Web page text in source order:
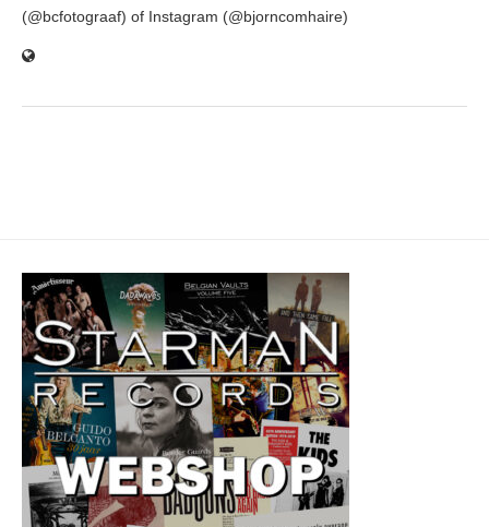
(@bcfotograaf) of Instagram (@bjorncomhaire)